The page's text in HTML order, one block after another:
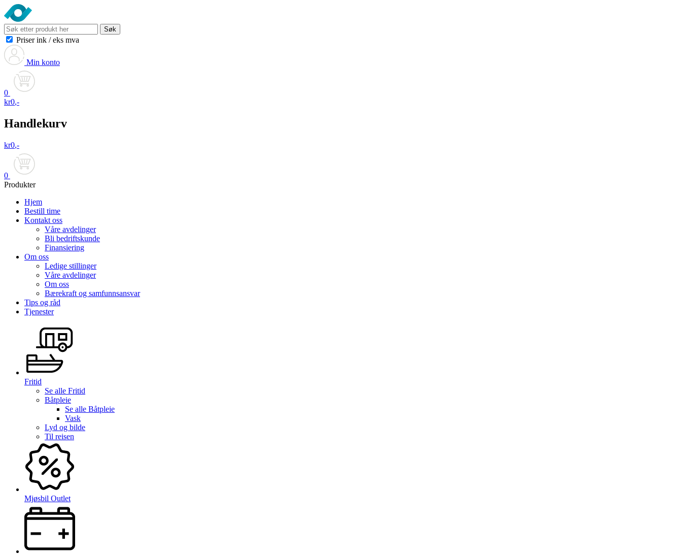
Søk
Priser ink / eks mva
Min konto
0
kr0,-
Handlekurv
kr0,-
0
Produkter
Hjem
Bestill time
Kontakt oss
Våre avdelinger
Bli bedriftskunde
Finansiering
Om oss
Ledige stillinger
Våre avdelinger
Om oss
Bærekraft og samfunnsansvar
Tips og råd
Tjenester
Fritid
Se alle Fritid
Båtpleie
Se alle Båtpleie
Vask
Lyd og bilde
Til reisen
Mjøsbil Outlet